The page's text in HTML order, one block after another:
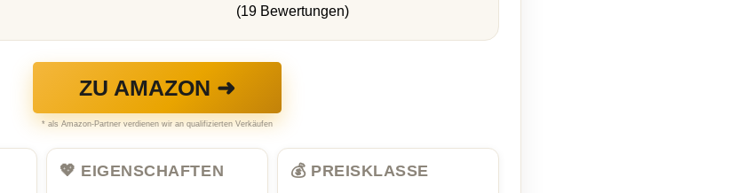
(19 Bewertungen)
ZU AMAZON ➜
* als Amazon-Partner verdienen wir an qualifizierten Verkäufen
💖 EIGENSCHAFTEN 💰 PREISKLASSE